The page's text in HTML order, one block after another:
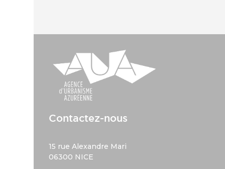
Contactez-nous
15 rue Alexandre Mari
06300 NICE